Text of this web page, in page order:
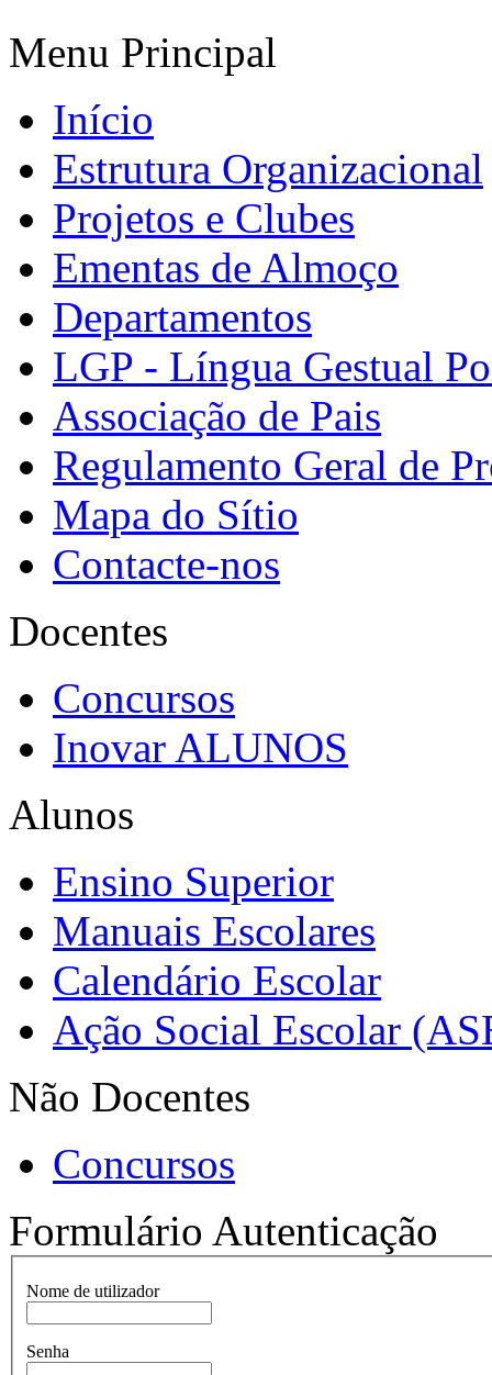
Menu Principal
Início
Estrutura Organizacional
Projetos e Clubes
Ementas de Almoço
Departamentos
LGP - Língua Gestual
Associação de Pais
Regulamento Geral de
Mapa do Sítio
Contacte-nos
Docentes
Concursos
Inovar ALUNOS
Alunos
Ensino Superior
Manuais Escolares
Calendário Escolar
Ação Social Escolar
Não Docentes
Concursos
Formulário Autenticação
Nome de utilizador
Senha